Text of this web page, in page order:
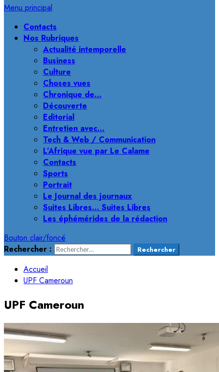
Menu principal
Contacts
Nos Rubriques
Actualité intemporelle
Business
Culture
Choses vues
Chronique de…
Découverte
Editorial
Entretien avec…
Tech & Web / Communication
L’Afrique vue par Le Calame
Contacts
Sports
Portrait
Le Journal des journaux
Suites Libres… Suites Libres
Les éphémérides de la rédaction
Bouton clair/foncé
Rechercher :
Accueil
UPF Cameroun
UPF Cameroun